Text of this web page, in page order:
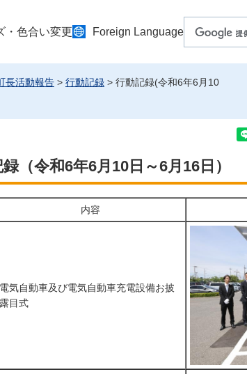
・色合い変更 Foreign Language
長活動報告 > 行動記録 > 行動記録(令和6年6月10
（令和6年6月10日～6月16日）
内容
電気自動車及び電気自動車充電設備お披
露目式